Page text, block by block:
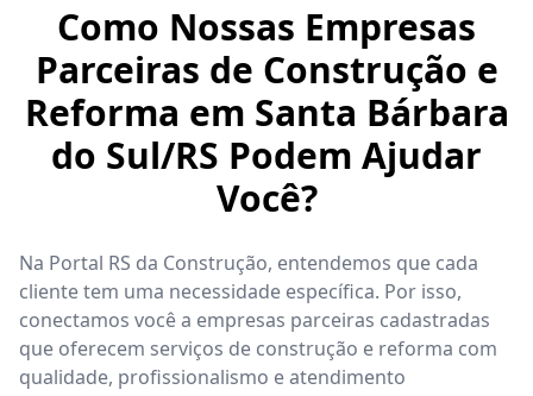
Como Nossas Empresas
Parceiras de Construção e
Reforma em Santa Bárbara
do Sul/RS Podem Ajudar
Você?
Na Portal RS da Construção, entendemos que cada
cliente tem uma necessidade específica. Por isso,
conectamos você a empresas parceiras cadastradas
que oferecem serviços de construção e reforma com
qualidade, profissionalismo e atendimento